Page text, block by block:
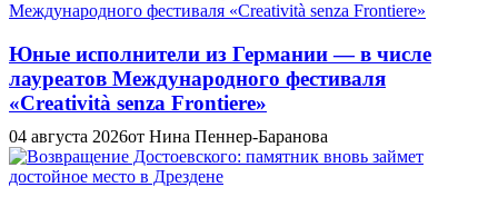
Юные исполнители из Германии — в числе
лауреатов Международного фестиваля
«Creatività senza Frontiere»
04 августа 2026от Нина Пеннер-Баранова